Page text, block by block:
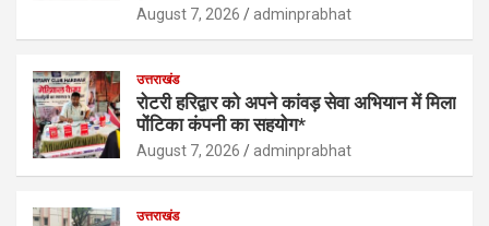
August 7, 2026 adminprabhat
उत्तराखंड
रोटरी हरिद्वार को अपने कांवड़ सेवा अभियान में मिला
पोंटिका कंपनी का सहयोग*
August 7, 2026 adminprabhat
उत्तराखंड